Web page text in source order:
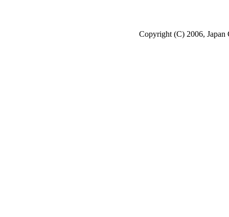
Copyright (C) 2006, Japan